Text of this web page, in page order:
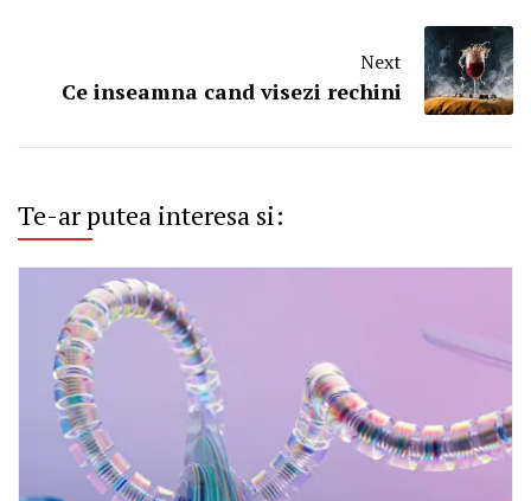
Next
Ce inseamna cand visezi rechini
Te-ar putea interesa si: